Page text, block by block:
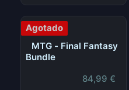
Agotado
MTG - Final Fantasy
Bundle
84,99 €